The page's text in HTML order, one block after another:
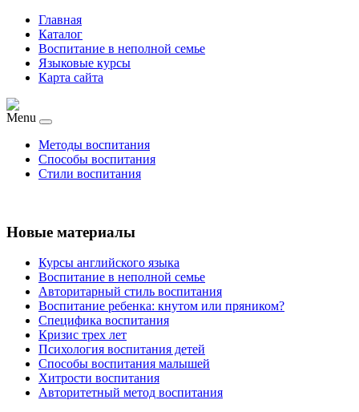
Главная
Каталог
Воспитание в неполной семье
Языковые курсы
Карта сайта
Menu
Методы воспитания
Способы воспитания
Стили воспитания
Новые материалы
Курсы английского языка
Воспитание в неполной семье
Авторитарный стиль воспитания
Воспитание ребенка: кнутом или пряником?
Специфика воспитания
Кризис трех лет
Психология воспитания детей
Способы воспитания малышей
Хитрости воспитания
Авторитетный метод воспитания